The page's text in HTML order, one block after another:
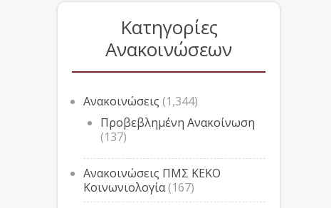
Κατηγορίες
Ανακοινώσεων
Ανακοινώσεις (1,344)
Προβεβλημένη Ανακοίνωση
(137)
Ανακοινώσεις ΠΜΣ ΚΕΚΟ
Κοινωνιολογία(167)